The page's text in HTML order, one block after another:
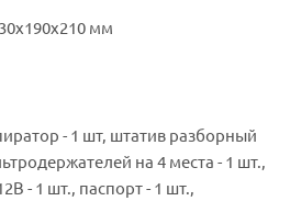
мм
- 1 шт, штатив разборный
на 4 места - 1 шт.,
- 1 шт., паспорт - 1 шт.,